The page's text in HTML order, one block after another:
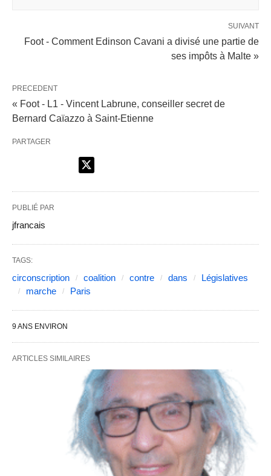
SUIVANT
Foot - Comment Edinson Cavani a divisé une partie de
ses impôts à Malte »
PRECEDENT
« Foot - L1 - Vincent Labrune, conseiller secret de
Bernard Caïazzo à Saint-Etienne
PARTAGER
PUBLIÉ PAR
jfrancais
TAGS:
circonscription coalition contre dans
Législatives
marche
Paris
9 ANS ENVIRON
ARTICLES SIMILAIRES